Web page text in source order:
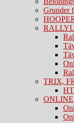
Grunder
TRIX,
ONLINE